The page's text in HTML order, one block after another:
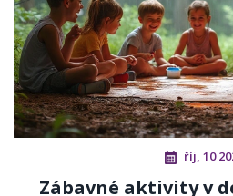
říj, 10
Zábavné aktivity v